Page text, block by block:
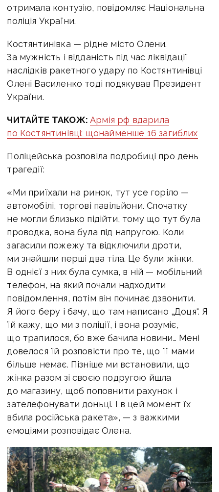
отримала контузію, повідомляє Національна
поліція України.
Костянтинівка — рідне місто Олени.
За мужність і відданість під час ліквідації
наслідків ракетного удару по Костянтинівці
Олені Василенко тоді подякував Президент
України.
ЧИТАЙТЕ ТАКОЖ:Армія рф вдарила
по Костянтинівці: щонайменше 16 загиблих
Поліцейська розповіла подробиці про день
трагедії:
«Ми приїхали на ринок, тут усе горіло —
автомобілі, торгові павільйони. Спочатку
не могли близько підійти, тому що тут була
проводка, вона була під напругою. Коли
загасили пожежу та відключили дроти,
ми знайшли перші два тіла. Це були жінки.
В однієї з них була сумка, в ній — мобільний
телефон, на який почали надходити
повідомлення, потім він починає дзвонити.
Я його беру і бачу, що там написано „Доця“. Я
їй кажу, що ми з поліції, і вона розуміє,
що трапилося, бо вже бачила новини… Мені
довелося їй розповісти про те, що її мами
більше немає. Пізніше ми встановили, що
жінка разом зі своєю подругою йшла
до магазину, щоб поповнити рахунок і
зателефонувати доньці. І в цей момент їх
вбила російська ракета», — з важкими
емоціями розповідає Олена.